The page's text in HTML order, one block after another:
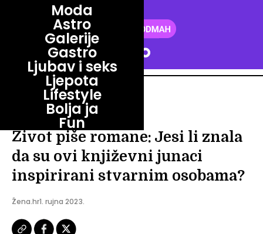
Moda
Astro
Galerije
Gastro
Ljubav i seks
Ljepota
Lifestyle
Bolja ja
Fun
ZABAVA
WOW, KAKVE PRIČE!
Život piše romane: Jesi li znala
da su ovi književni junaci
inspirirani stvarnim osobama?
Žena.hr1. rujna 2023.